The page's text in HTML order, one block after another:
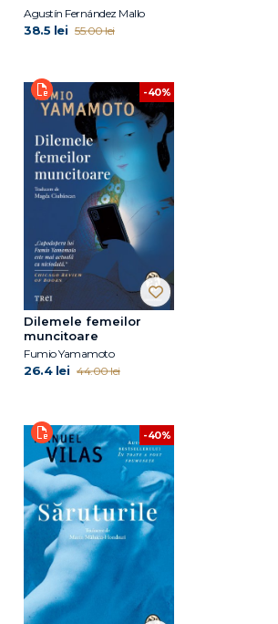
Agustín Fernández Mallo
38.5 lei 55.00 lei
-40%
Dilemele femeilor
muncitoare
Fumio Yamamoto
26.4 lei 44.00 lei
-40%